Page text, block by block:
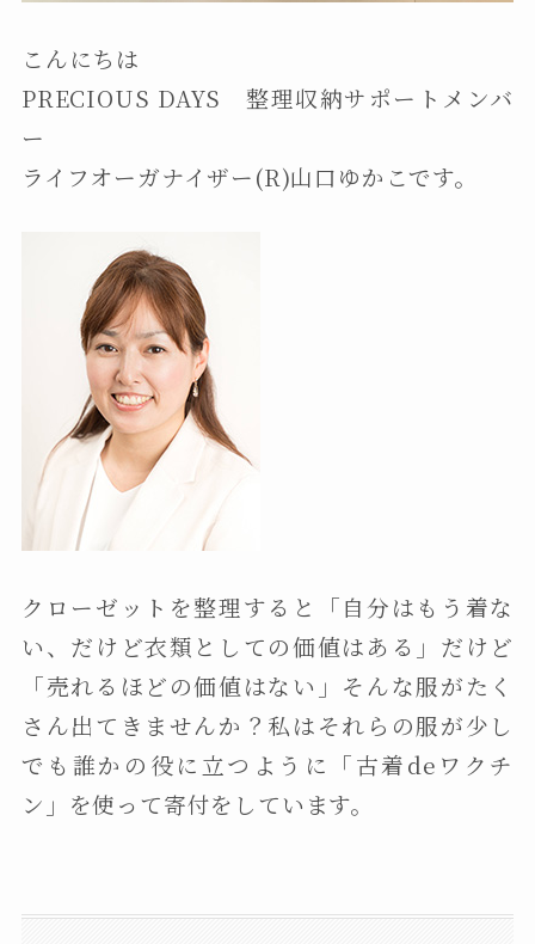
こんにちは
PRECIOUS DAYS 整理収納サポートメンバ
ー
ライフオーガナイザー(R)山口ゆかこです。
クローゼットを整理すると「自分はもう着な
い、だけど衣類としての価値はある」だけど
「売れるほどの価値はない」そんな服がたく
さん出てきませんか？私はそれらの服が少し
でも誰かの役に立つように「古着deワクチ
ン」を使って寄付をしています。